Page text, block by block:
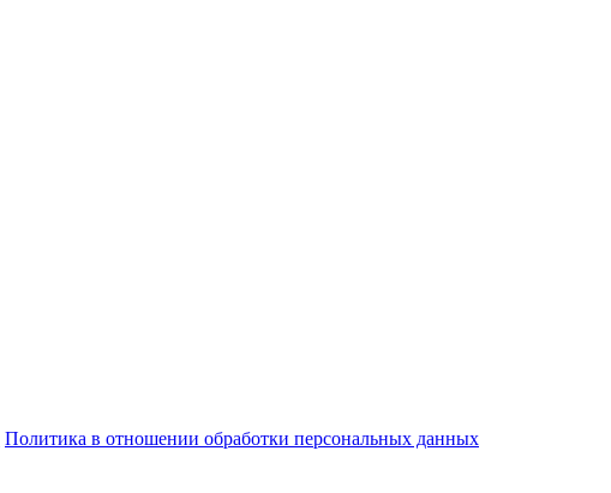
Политика в отношении обработки персональных данных